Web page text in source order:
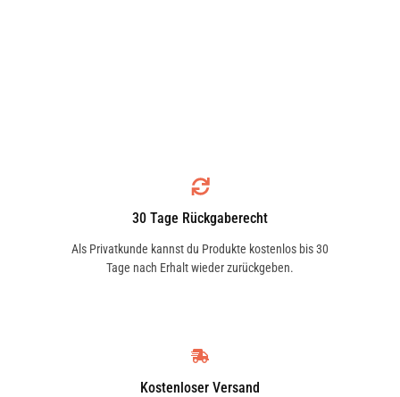
30 Tage Rückgaberecht
Als Privatkunde kannst du Produkte kostenlos bis 30
Tage nach Erhalt wieder zurückgeben.
Kostenloser Versand